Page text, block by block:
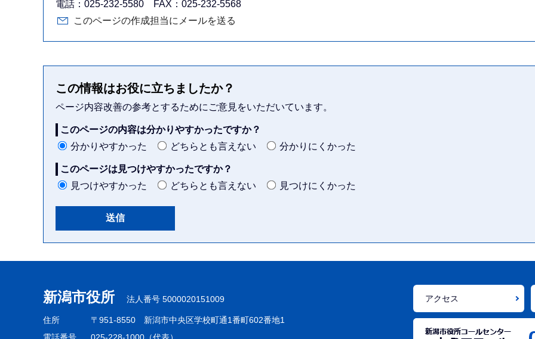
電話：025-232-5580 FAX：025-232-5568
このページの作成担当にメールを送る
この情報はお役に立ちましたか？
ページ内容改善の参考とするためにご意見をいただいています。
このページの内容は分かりやすかったですか？
分かりやすかった
どちらとも言えない 分かりにくかった
このページは見つけやすかったですか？
見つけやすかった
どちらとも言えない 見つけにくかった
こ
ま
で
新潟市役所 法人番号 5000020151009
住所 〒951-8550 新潟市中央区学校町通1番町602番地1
電話番号
025-228-1000（代表）
アクセス